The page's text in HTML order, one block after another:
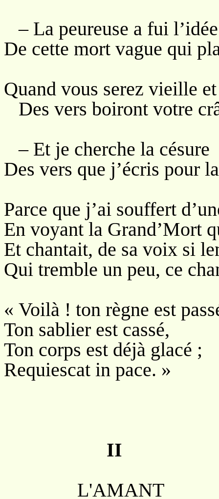
– La peureuse a fui
De cette mort vague qui
Quand vous serez vieille
Des vers boiront votre
– Et je cherche la césure
Des vers que j’écris pour
Parce que j’ai souffert
En voyant la Grand’Mort
Et chantait, de sa voix si
Qui tremble un peu, ce
« Voilà ! ton règne est
Ton sablier est cassé,
Ton corps est déjà glacé ;
Requiescat in pace. »
II
L'AMANT